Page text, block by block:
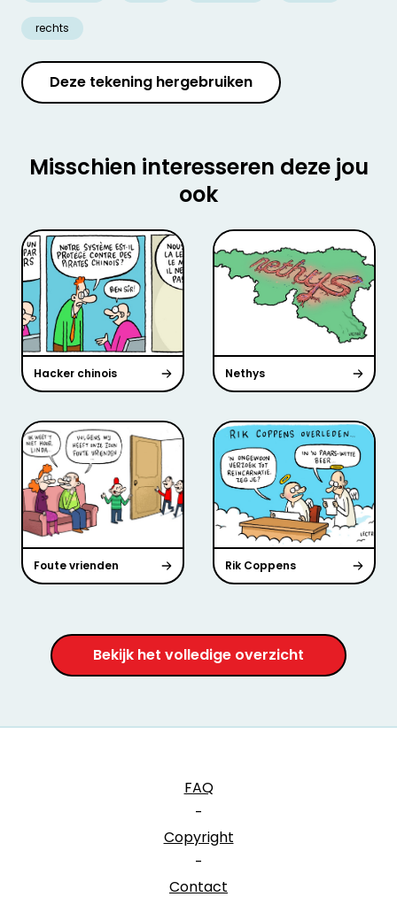
rechts
Deze tekening hergebruiken
Misschien interesseren deze jou
ook
Hacker chinois Nethys
Foute vrienden Rik Coppens
Bekijk het volledige overzicht
FAQ
-
Copyright
-
Contact